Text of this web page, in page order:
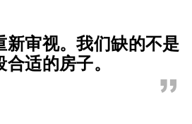
新审视。我们缺的不是
适的房子。
”